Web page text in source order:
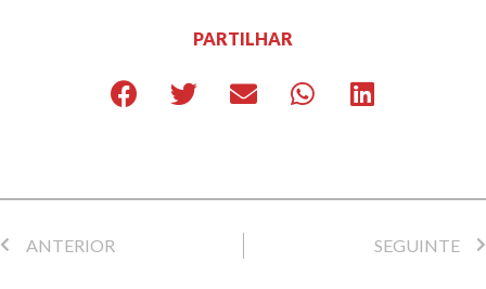
PARTILHAR
ANTERIOR SEGUINTE